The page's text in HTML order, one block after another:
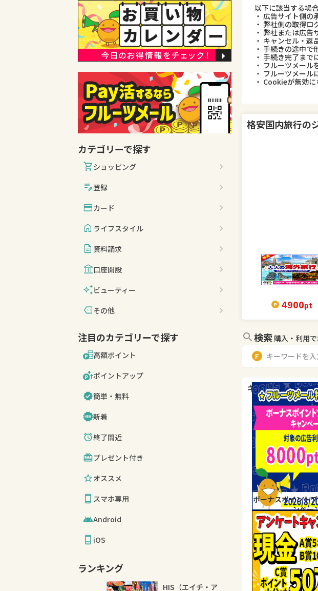
カテゴリーで探す
shopping_cartショッピング
edit_note登録
credit_cardカード
home ライフスタイル
description 資料請求
account_balance口座開設
auto_awesomeビューティー
moreその他
注目のカテゴリーで探す
高額ポイント
ポイントアップ
簡単・無料
新着
終了間近
プレゼント付き
オススメ
スマホ専用
Android
iOS
ランキング
HIS（エイチ・ア
以下に該当する場
・ 広告サイト側
・ 弊社側の取得
・ 弊社または広
・ キャンセル・返
・ 手続きの途中
・ 手続き完了ま
・ フルーツメー
・ フルーツメー
・ Cookieが無効
格安国内旅行の
4900pt
検索 購入・利用
キャンペーン・
ボーナスポイント
ンペー